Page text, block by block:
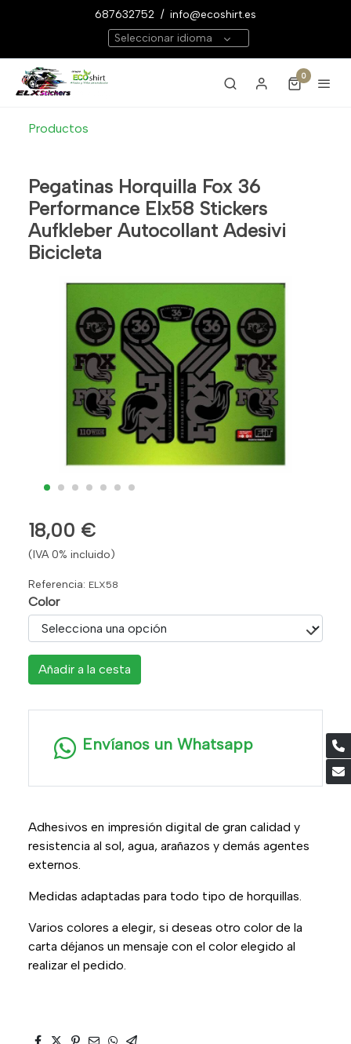
687632752 / info@ecoshirt.es
Seleccionar idioma
0
Productos
Pegatinas Horquilla Fox 36
Performance Elx58 Stickers
Aufkleber Autocollant Adesivi
Bicicleta
18,00 €
(IVA 0% incluido)
Referencia: ELX58
Color
Añadir a la cesta
Envíanos un Whatsapp
Adhesivos en impresión digital de gran calidad y
resistencia al sol, agua, arañazos y demás agentes
externos.
Medidas adaptadas para todo tipo de horquillas.
Varios colores a elegir, si deseas otro color de la
carta déjanos un mensaje con el color elegido al
realizar el pedido.